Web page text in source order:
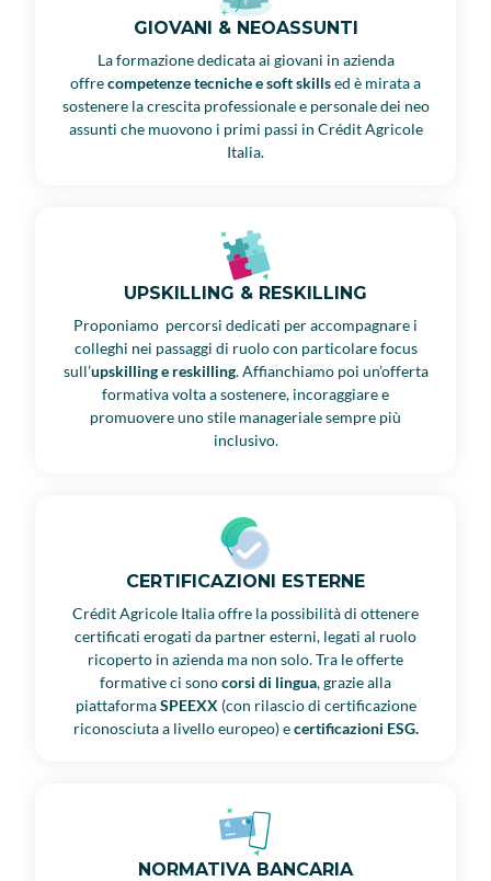
GIOVANI & NEOASSUNTI
La formazione dedicata ai giovani in azienda
offrecompetenze tecniche e soft skillsed è mirata a
sostenere la crescita professionale e personale dei neo
assunti che muovono i primi passi in Crédit Agricole
Italia.
UPSKILLING & RESKILLING
Proponiamo percorsi dedicati per accompagnare i
colleghi nei passaggi di ruolo con particolare focus
sull’upskilling e reskilling. Affianchiamo poi un’offerta
formativa volta a sostenere, incoraggiare e
promuovere uno stile manageriale sempre più
inclusivo.
CERTIFICAZIONI ESTERNE
Crédit Agricole Italia offre la possibilità di ottenere
certificati erogati da partner esterni, legati al ruolo
ricoperto in azienda ma non solo. Tra le offerte
formative ci sonocorsi di lingua, grazie alla
piattaformaSPEEXX (con rilascio di certificazione
riconosciuta a livello europeo) ecertificazioni ESG.
NORMATIVA BANCARIA